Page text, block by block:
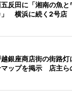
反田に「湘南の魚と
」 横浜に続く2号店
越銀座商店街の街路
ップを掲示 店主ら